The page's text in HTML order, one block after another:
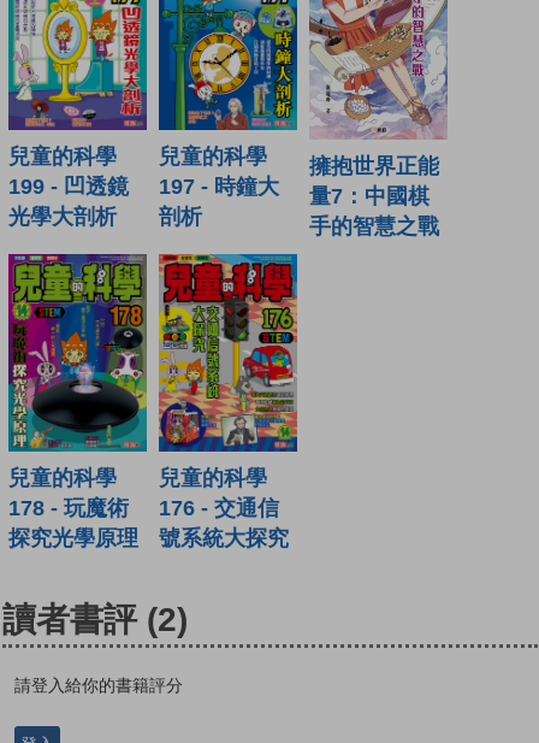
兒童的科學
199 - 凹透鏡
光學大剖析
兒童的科學
197 - 時鐘大
剖析
擁抱世界正能
量7：中國棋
手的智慧之戰
兒童的科學
178 - 玩魔術
探究光學原理
兒童的科學
176 - 交通信
號系統大探究
讀者書評 (2)
請登入給你的書籍評分